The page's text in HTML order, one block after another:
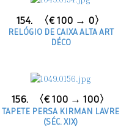
154. 〈€ 100 → 0〉
RELÓGIO DE CAIXA ALTA ART
DÉCO
156. 〈€ 100 → 100〉
TAPETE PERSA KIRMAN LAVRE
(SÉC. XIX)